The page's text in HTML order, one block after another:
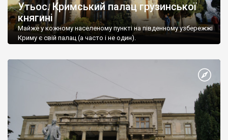
Утьос. Кримський палац грузинської
княгині
Майже у кожному населеному пункті на південному узбережжі
Криму є свій палац (а часто і не один).